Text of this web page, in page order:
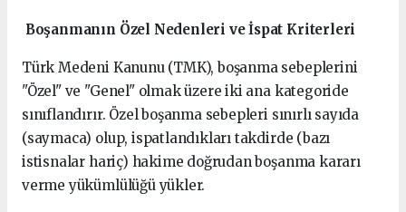
Boşanmanın Özel Nedenleri ve İspat Kriterleri
Türk Medeni Kanunu (TMK), boşanma sebeplerini
"Özel" ve "Genel" olmak üzere iki ana kategoride
sınıflandırır. Özel boşanma sebepleri sınırlı sayıda
(saymaca) olup, ispatlandıkları takdirde (bazı
istisnalar hariç) hakime doğrudan boşanma kararı
verme yükümlülüğü yükler.